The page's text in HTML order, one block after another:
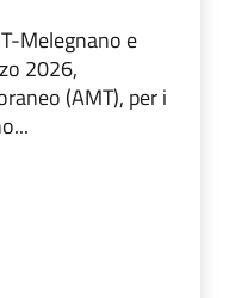
Melegnano e
2026,
(AMT), per i